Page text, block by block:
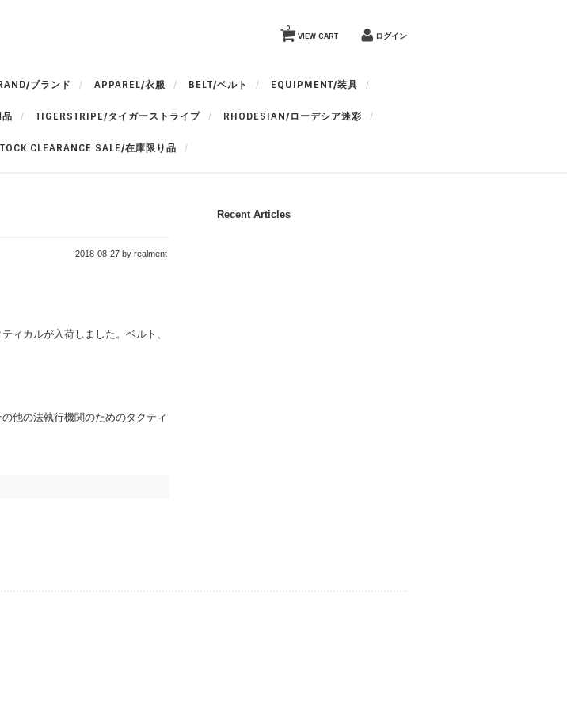
VIEW CART
0
ログイン
ブランド APPAREL/衣服 BELT/ベルト EQUIPMENT/装具
TIGERSTRIPE/タイガーストライプ RHODESIAN/ローデシア迷彩
CLEARANCE SALE/在庫限り品
2018-08-27 by realment
ィカルが入荷しました。ベルト、
他の法執行機関のためのタクティ
Recent Articles